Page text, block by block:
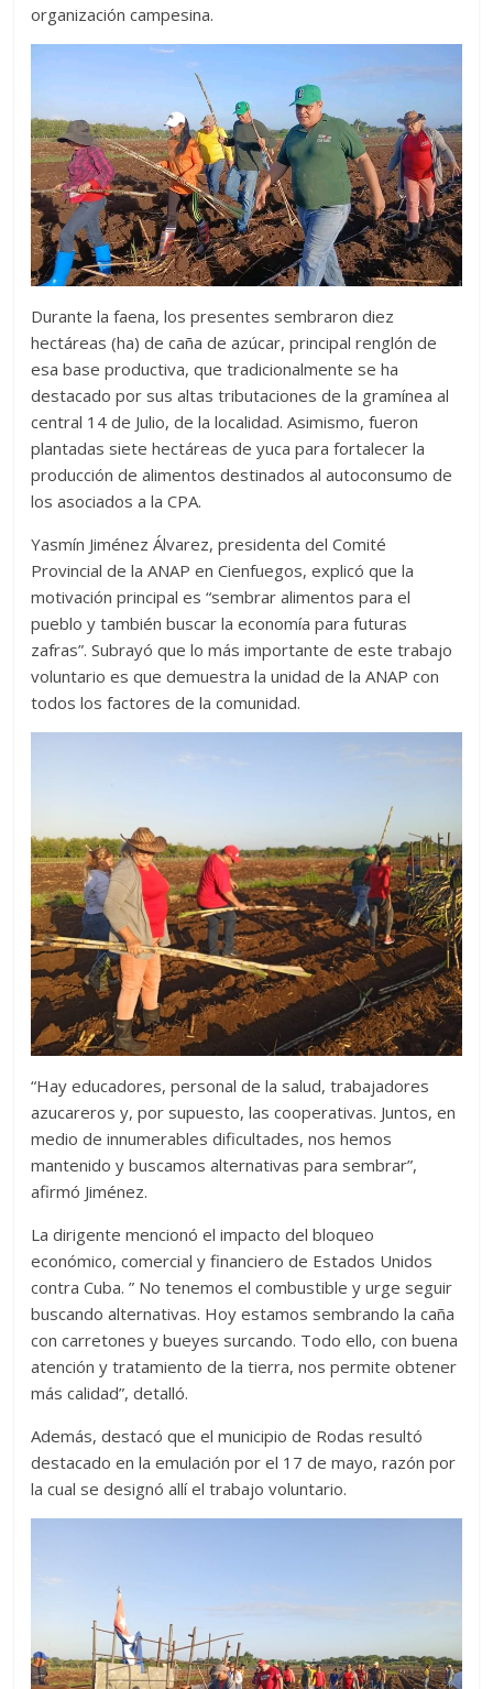
organización campesina.
Durante la faena, los presentes sembraron diez
hectáreas (ha) de caña de azúcar, principal renglón de
esa base productiva, que tradicionalmente se ha
destacado por sus altas tributaciones de la gramínea al
central 14 de Julio, de la localidad. Asimismo, fueron
plantadas siete hectáreas de yuca para fortalecer la
producción de alimentos destinados al autoconsumo de
los asociados a la CPA.
Yasmín Jiménez Álvarez, presidenta del Comité
Provincial de la ANAP en Cienfuegos, explicó que la
motivación principal es “sembrar alimentos para el
pueblo y también buscar la economía para futuras
zafras”. Subrayó que lo más importante de este trabajo
voluntario es que demuestra la unidad de la ANAP con
todos los factores de la comunidad.
“Hay educadores, personal de la salud, trabajadores
azucareros y, por supuesto, las cooperativas. Juntos, en
medio de innumerables dificultades, nos hemos
mantenido y buscamos alternativas para sembrar”,
afirmó Jiménez.
La dirigente mencionó el impacto del bloqueo
económico, comercial y financiero de Estados Unidos
contra Cuba. ” No tenemos el combustible y urge seguir
buscando alternativas. Hoy estamos sembrando la caña
con carretones y bueyes surcando. Todo ello, con buena
atención y tratamiento de la tierra, nos permite obtener
más calidad”, detalló.
Además, destacó que el municipio de Rodas resultó
destacado en la emulación por el 17 de mayo, razón por
la cual se designó allí el trabajo voluntario.